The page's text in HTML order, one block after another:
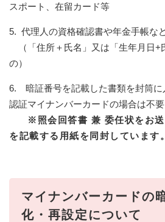
スポート、在留カード等
5. 代理人の資格確認書や年金手帳な
（「住所＋氏名」又は「生年月日+
の）
6. 暗証番号を記載した書類を封筒に
認証マイナンバーカードの場合は不要
※照会回答書 兼 委任状をお
を記載する用紙を同封しています。
マイナンバーカードの
化・再設定について